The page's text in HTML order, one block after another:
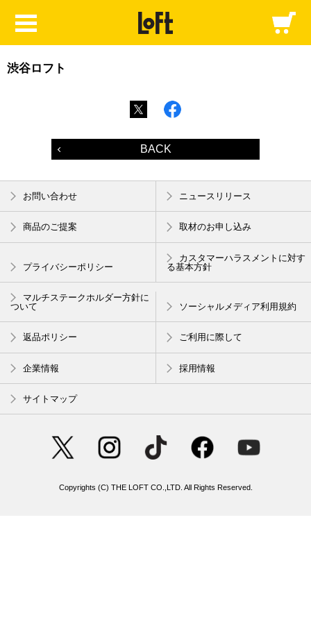
渋谷ロフト
BACK
お問い合わせ ニュースリリース
商品のご提案 取材のお申し込み
プライバシーポリシー
カスタマーハラスメントに対す
る基本方針
マルチステークホルダー方針に
ついて
ソーシャルメディア利用規約
返品ポリシー ご利用に際して
企業情報 採用情報
サイトマップ
Copyrights (C) THE LOFT CO.,LTD. All Rights Reserved.